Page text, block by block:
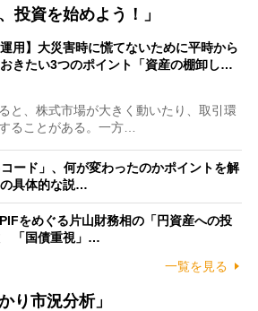
投資を始めよう！」
運用】大災害時に慌てないために平時から
きたい3つのポイント「資産の棚卸し…
と、株式市場が大きく動いたり、取引環
ることがある。一方…
ード」、何が変わったのかポイントを解
具体的な説…
をめぐる片山財務相の「円資産への投
「国債重視」…
一覧を見る
り市況分析」